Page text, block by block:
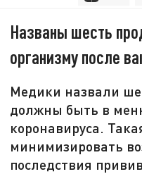
Названы шесть
организму после
Медики назвали
должны быть в
коронавируса.
минимизировать
последствия